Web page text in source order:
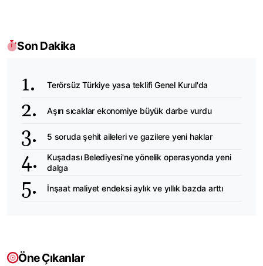
Son Dakika
Terörsüz Türkiye yasa teklifi Genel Kurul'da
Aşırı sıcaklar ekonomiye büyük darbe vurdu
5 soruda şehit aileleri ve gazilere yeni haklar
Kuşadası Belediyesi'ne yönelik operasyonda yeni
dalga
İnşaat maliyet endeksi aylık ve yıllık bazda arttı
Öne Çıkanlar